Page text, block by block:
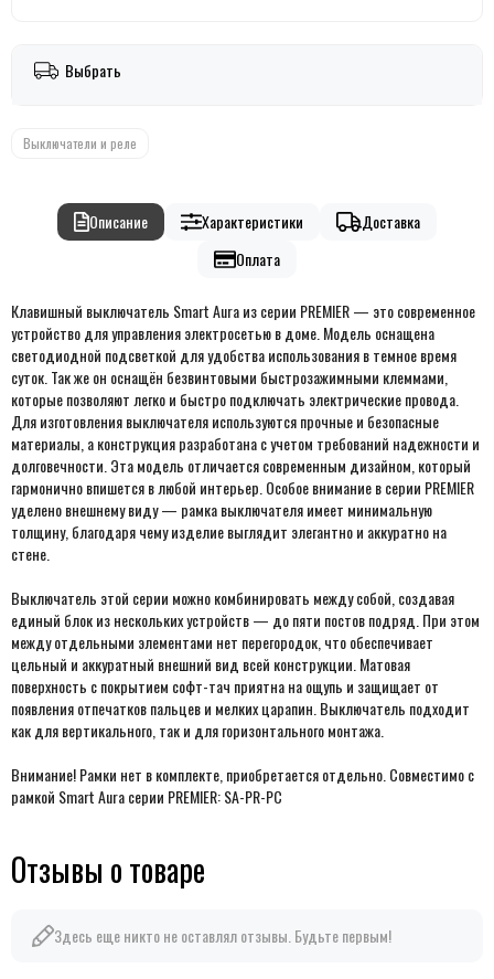
Выбрать
Выключатели и реле
Описание Характеристики
Доставка
Оплата
Клавишный выключатель Smart Aura из серии PREMIER — это современное
устройство для управления электросетью в доме. Модель оснащена
светодиодной подсветкой для удобства использования в темное время
суток. Так же он оснащён безвинтовыми быстрозажимными клеммами,
которые позволяют легко и быстро подключать электрические провода.
Для изготовления выключателя используются прочные и безопасные
материалы, а конструкция разработана с учетом требований надежности и
долговечности. Эта модель отличается современным дизайном, который
гармонично впишется в любой интерьер. Особое внимание в серии PREMIER
уделено внешнему виду — рамка выключателя имеет минимальную
толщину, благодаря чему изделие выглядит элегантно и аккуратно на
стене.
Выключатель этой серии можно комбинировать между собой, создавая
единый блок из нескольких устройств — до пяти постов подряд. При этом
между отдельными элементами нет перегородок, что обеспечивает
цельный и аккуратный внешний вид всей конструкции. Матовая
поверхность с покрытием софт-тач приятна на ощупь и защищает от
появления отпечатков пальцев и мелких царапин. Выключатель подходит
как для вертикального, так и для горизонтального монтажа.
Внимание! Рамки нет в комплекте, приобретается отдельно. Совместимо с
рамкой Smart Aura серии PREMIER: SA-PR-PC
Отзывы о товаре
Здесь еще никто не оставлял отзывы. Будьте первым!